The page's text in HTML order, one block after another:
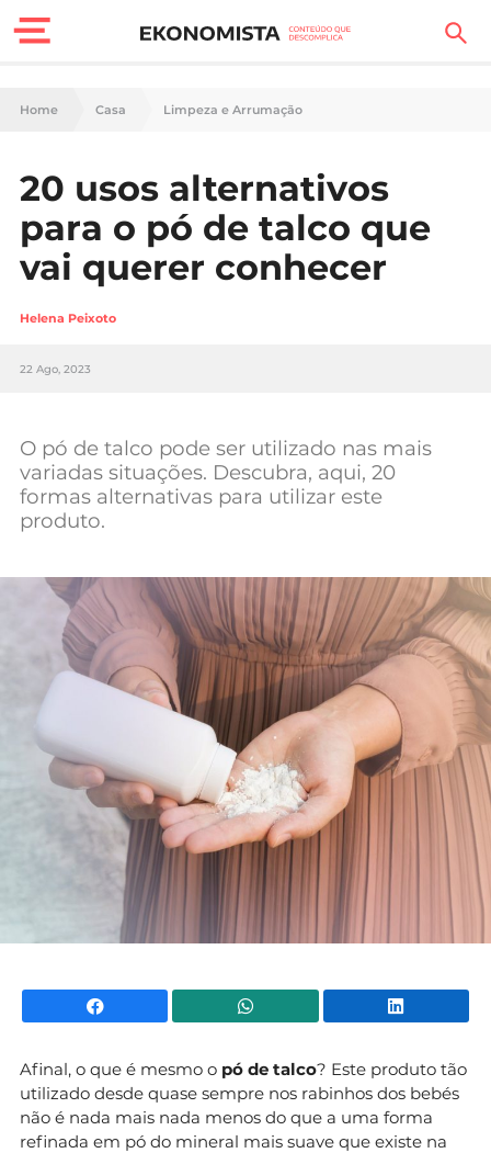
Finanças Pessoais
Carreira
Casa
Lifestyle
Sociedade
Negócios
Mundial 2026
Home Casa Limpeza e Arrumação
20 usos alternativos
para o pó de talco que
vai querer conhecer
Helena Peixoto
22 Ago, 2023
O pó de talco pode ser utilizado nas mais
variadas situações. Descubra, aqui, 20
formas alternativas para utilizar este
produto.
Facebook WhatsApp
Afinal, o que é mesmo o pó de talco? Este produto tão
utilizado desde quase sempre nos rabinhos dos bebés
não é nada mais nada menos do que a uma forma
refinada em pó do mineral mais suave que existe na